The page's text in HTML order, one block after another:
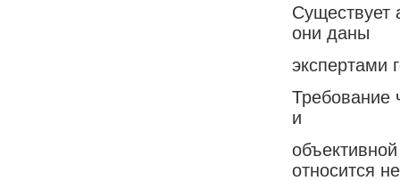
Существует
они даны
экспертами
Требование
и
относится